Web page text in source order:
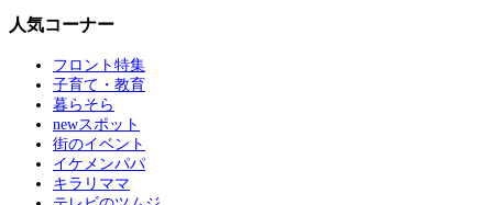
人気コーナー
フロント特集
子育て・教育
暮らそら
newスポット
街のイベント
イケメンパパ
キラリママ